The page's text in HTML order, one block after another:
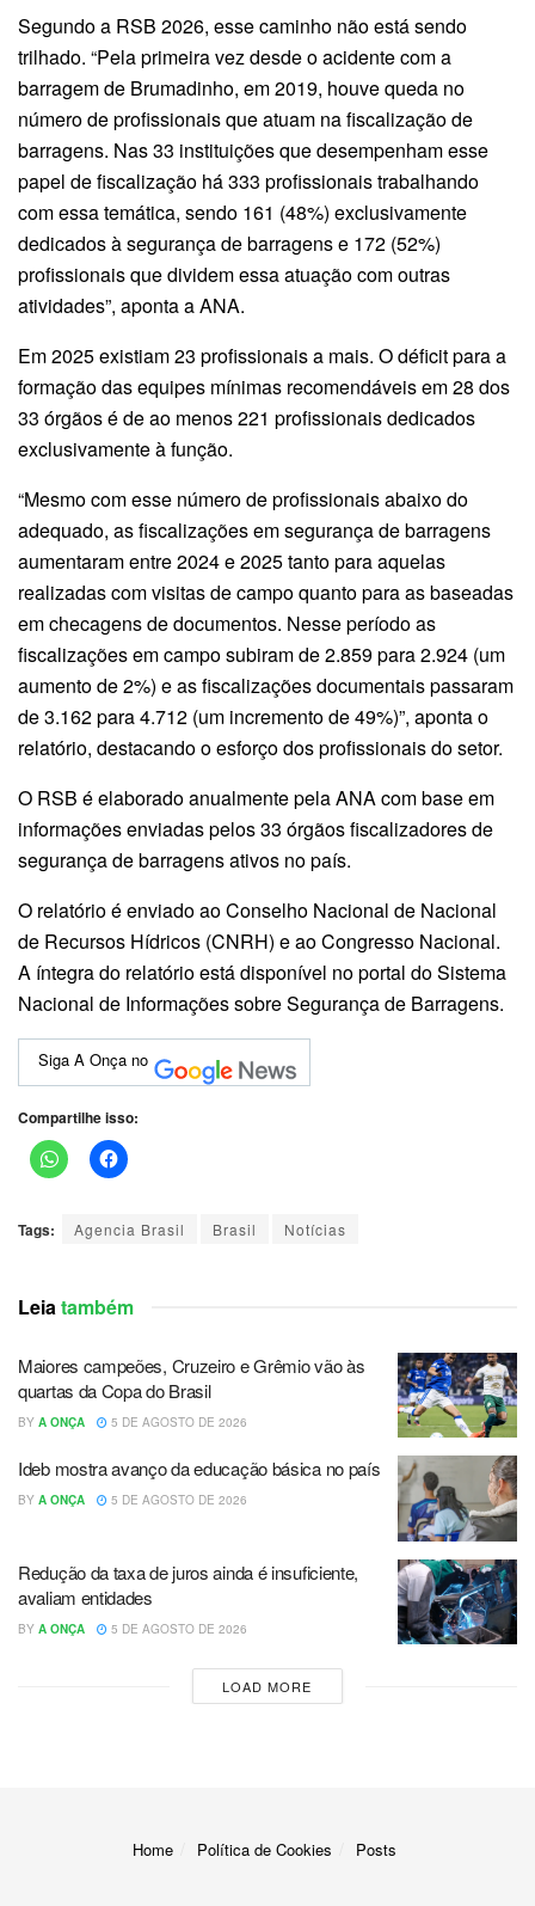
Segundo a RSB 2026, esse caminho não está sendo
trilhado. “Pela primeira vez desde o acidente com a
barragem de Brumadinho, em 2019, houve queda no
número de profissionais que atuam na fiscalização de
barragens. Nas 33 instituições que desempenham esse
papel de fiscalização há 333 profissionais trabalhando
com essa temática, sendo 161 (48%) exclusivamente
dedicados à segurança de barragens e 172 (52%)
profissionais que dividem essa atuação com outras
atividades”, aponta a ANA.
Em 2025 existiam 23 profissionais a mais. O déficit para a
formação das equipes mínimas recomendáveis em 28 dos
33 órgãos é de ao menos 221 profissionais dedicados
exclusivamente à função.
“Mesmo com esse número de profissionais abaixo do
adequado, as fiscalizações em segurança de barragens
aumentaram entre 2024 e 2025 tanto para aquelas
realizadas com visitas de campo quanto para as baseadas
em checagens de documentos. Nesse período as
fiscalizações em campo subiram de 2.859 para 2.924 (um
aumento de 2%) e as fiscalizações documentais passaram
de 3.162 para 4.712 (um incremento de 49%)”, aponta o
relatório, destacando o esforço dos profissionais do setor.
O RSB é elaborado anualmente pela ANA com base em
informações enviadas pelos 33 órgãos fiscalizadores de
segurança de barragens ativos no país.
O relatório é enviado ao Conselho Nacional de Nacional
de Recursos Hídricos (CNRH) e ao Congresso Nacional.
A íntegra do relatório está disponível no portal do Sistema
Nacional de Informações sobre Segurança de Barragens.
Siga A Onça no
Compartilhe isso:
Tags: Agencia Brasil Brasil Notícias
Leia também
Maiores campeões, Cruzeiro e Grêmio vão às
quartas da Copa do Brasil
BY A ONÇA 5 DE AGOSTO DE 2026
Ideb mostra avanço da educação básica no país
BY A ONÇA 5 DE AGOSTO DE 2026
Redução da taxa de juros ainda é insuficiente,
avaliam entidades
BY A ONÇA 5 DE AGOSTO DE 2026
LOAD MORE
Home Política de Cookies Posts